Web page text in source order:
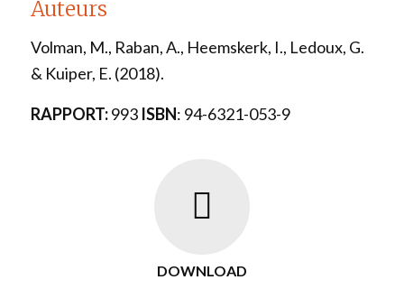
Auteurs
Volman, M., Raban, A., Heemskerk, I., Ledoux, G.
& Kuiper, E. (2018).
RAPPORT:993 ISBN: 94-6321-053-9
DOWNLOAD